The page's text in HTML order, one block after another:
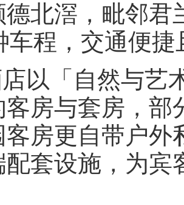
德北滘，毗邻
车程，交通便
「自然与艺术
房与套房，部
客房更自带户外
套设施，为宾